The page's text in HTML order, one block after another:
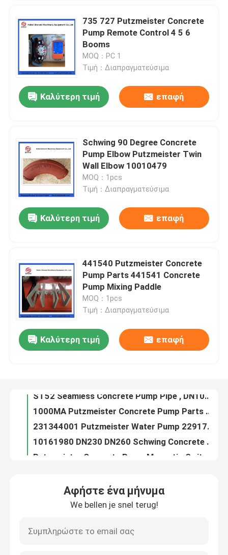
Προϊόντα
Ποιοτικός έλεγχος
επαφή
Ζητήστε ένα απόσπασμα
735 727 Putzmeister Concrete
Pump Remote Control 4 5 6
Booms
MOQ：PC 1
Τιμή：Διαπραγματεύσιμα
Καλύτερη τιμή επαφή
Schwing 90 Degree Concrete
Pump Elbow Putzmeister Twin
Wall Elbow 10010479
MOQ：1pcs
Τιμή：Διαπραγματεύσιμα
Καλύτερη τιμή επαφή
441540 Putzmeister Concrete
Pump Parts 441541 Concrete
Pump Mixing Paddle
MOQ：1pcs
Τιμή：Διαπραγματεύσιμα
Καλύτερη τιμή επαφή
SAUER DANFOSS Rexthod Pump SPV23 Hydraulic Pump High Pressure
10161980 DN230 DN260 Schwing Concrete Pump Parts Rubber Piston Ram
Putzmeister Concrete Pump Magnetic Switch 270321001
Concrete Pump Parts Sany Filter Element Hydraulic Oil Filter
3 4 Holes Batching Plant Spare Parts Sicoma Butterfly Valve Cylinder Electropneumatic Actuator Cylinder
Αφήστε ένα μήνυμα
We bellen je snel terug!